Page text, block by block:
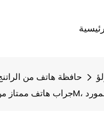
حافظة هاتف من